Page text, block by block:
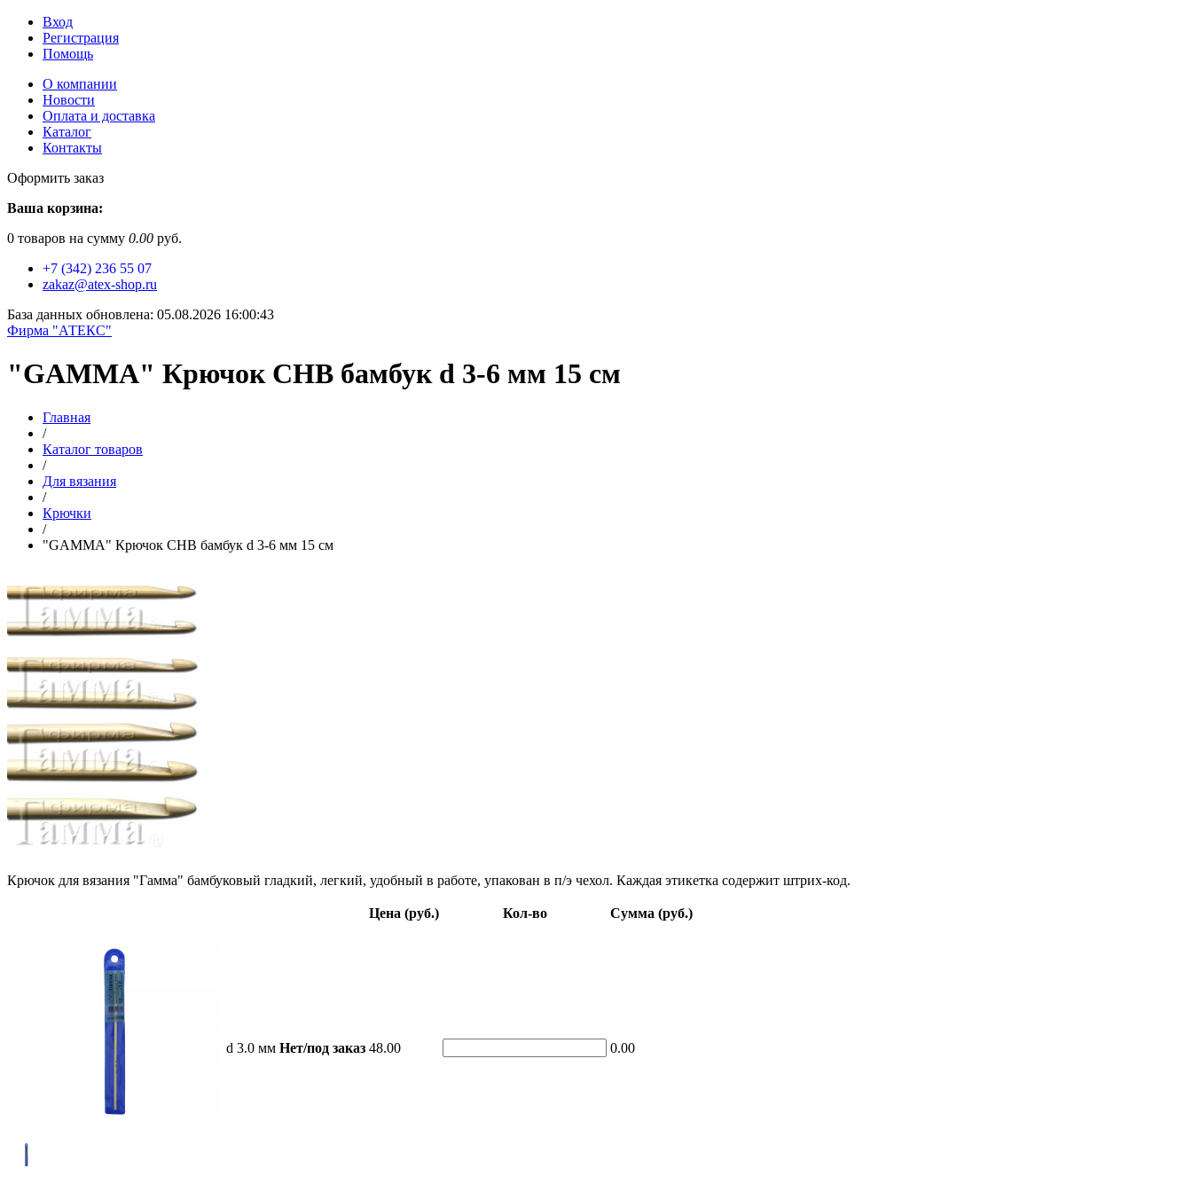
Вход
Регистрация
Помощь
О компании
Новости
Оплата и доставка
Каталог
Контакты
Оформить заказ
Ваша корзина:
0 товаров на сумму 0.00 руб.
+7 (342) 236 55 07
zakaz@atex-shop.ru
База данных обновлена: 05.08.2026 16:00:43
Фирма "АТЕКС"
"GAMMA" Крючок CHB бамбук d 3-6 мм 15 см
Главная
/
Каталог товаров
/
Для вязания
/
Крючки
/
"GAMMA" Крючок CHB бамбук d 3-6 мм 15 см
Крючок для вязания "Гамма" бамбуковый гладкий, легкий, удобный в работе, упакован в п/э чехол. Каждая этикетка содержит штрих-код.
Цена (руб.) Кол-во Сумма (руб.)
d 3.0 мм Нет/под заказ 48.00 0.00